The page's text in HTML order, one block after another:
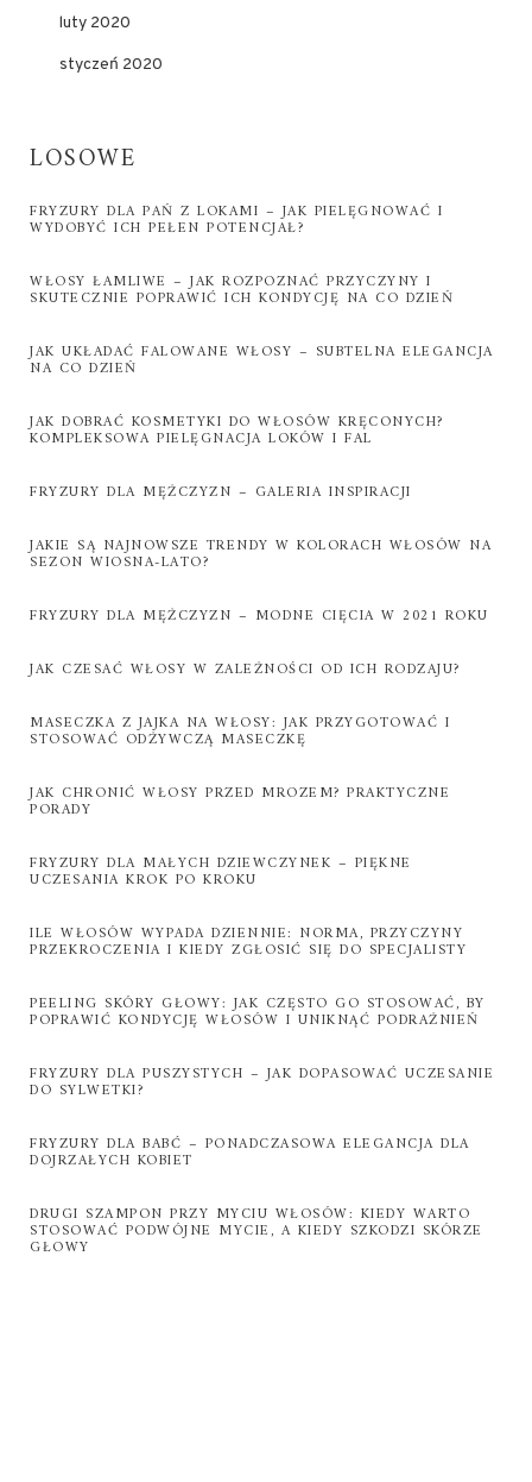
luty 2020
styczeń 2020
LOSOWE
FRYZURY DLA PAŃ Z LOKAMI – JAK PIELĘGNOWAĆ I
WYDOBYĆ ICH PEŁEN POTENCJAŁ?
WŁOSY ŁAMLIWE – JAK ROZPOZNAĆ PRZYCZYNY I
SKUTECZNIE POPRAWIĆ ICH KONDYCJĘ NA CO DZIEŃ
JAK UKŁADAĆ FALOWANE WŁOSY – SUBTELNA ELEGANCJA
NA CO DZIEŃ
JAK DOBRAĆ KOSMETYKI DO WŁOSÓW KRĘCONYCH?
KOMPLEKSOWA PIELĘGNACJA LOKÓW I FAL
FRYZURY DLA MĘŻCZYZN – GALERIA INSPIRACJI
JAKIE SĄ NAJNOWSZE TRENDY W KOLORACH WŁOSÓW NA
SEZON WIOSNA-LATO?
FRYZURY DLA MĘŻCZYZN – MODNE CIĘCIA W 2021 ROKU
JAK CZESAĆ WŁOSY W ZALEŻNOŚCI OD ICH RODZAJU?
MASECZKA Z JAJKA NA WŁOSY: JAK PRZYGOTOWAĆ I
STOSOWAĆ ODŻYWCZĄ MASECZKĘ
JAK CHRONIĆ WŁOSY PRZED MROZEM? PRAKTYCZNE
PORADY
FRYZURY DLA MAŁYCH DZIEWCZYNEK – PIĘKNE
UCZESANIA KROK PO KROKU
ILE WŁOSÓW WYPADA DZIENNIE: NORMA, PRZYCZYNY
PRZEKROCZENIA I KIEDY ZGŁOSIĆ SIĘ DO SPECJALISTY
PEELING SKÓRY GŁOWY: JAK CZĘSTO GO STOSOWAĆ, BY
POPRAWIĆ KONDYCJĘ WŁOSÓW I UNIKNĄĆ PODRAŻNIEŃ
FRYZURY DLA PUSZYSTYCH – JAK DOPASOWAĆ UCZESANIE
DO SYLWETKI?
FRYZURY DLA BABĆ – PONADCZASOWA ELEGANCJA DLA
DOJRZAŁYCH KOBIET
DRUGI SZAMPON PRZY MYCIU WŁOSÓW: KIEDY WARTO
STOSOWAĆ PODWÓJNE MYCIE, A KIEDY SZKODZI SKÓRZE
GŁOWY